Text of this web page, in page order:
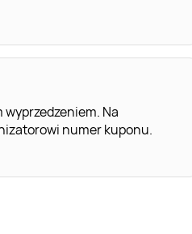
Na
numer kuponu.